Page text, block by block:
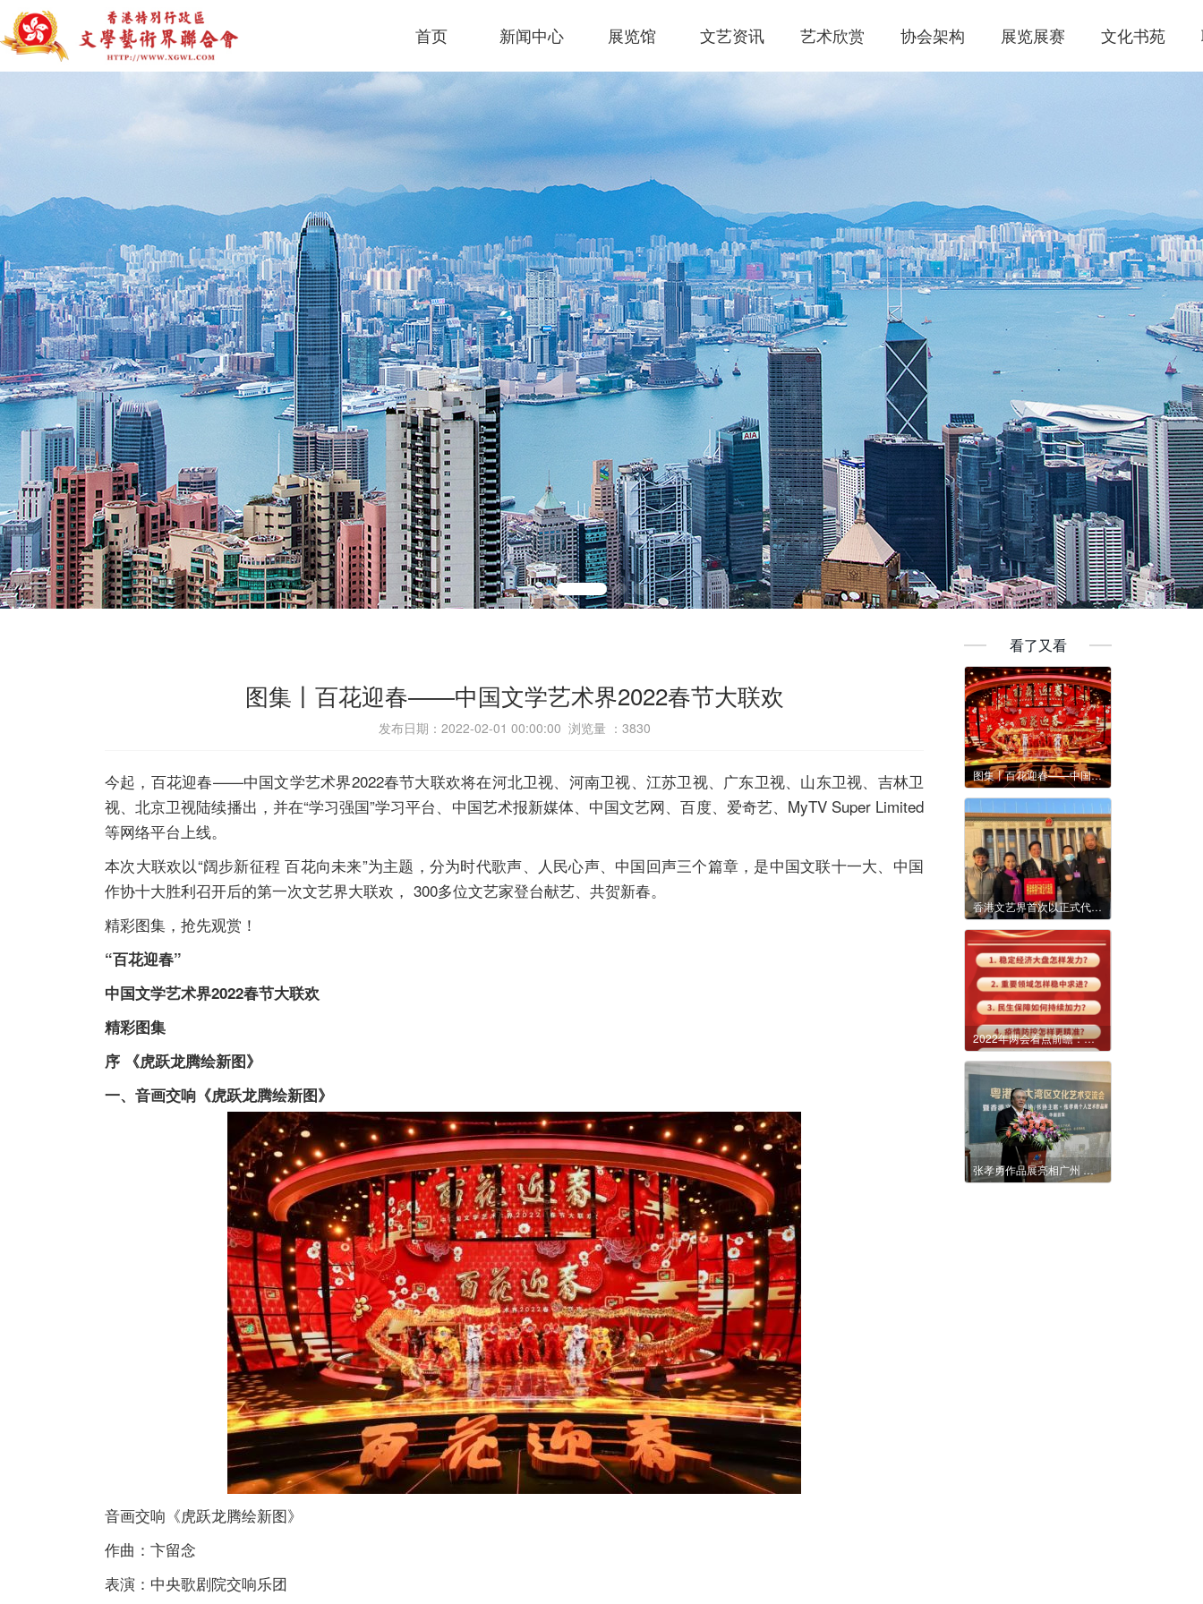
首页 新闻中心 展览馆 文艺资讯 艺术欣赏 协会架构 展览展赛 文化书苑
图集丨百花迎春——中国文学艺术界2022春节大联欢
发布日期：2022-02-01 00:00:00 浏览量 ： 3830
今起，百花迎春——中国文学艺术界2022春节大联欢将在河北卫视、河南卫视、江苏卫视、广东卫视、山东卫视、吉林卫
视、北京卫视陆续播出，并在“学习强国”学习平台、中国艺术报新媒体、中国文艺网、百度、爱奇艺、MyTV Super Limited
等网络平台上线。
本次大联欢以“阔步新征程 百花向未来”为主题，分为时代歌声、人民心声、中国回声三个篇章，是中国文联十一大、中国
作协十大胜利召开后的第一次文艺界大联欢， 300多位文艺家登台献艺、共贺新春。
精彩图集，抢先观赏！
“百花迎春”
中国文学艺术界2022春节大联欢
精彩图集
序 《虎跃龙腾绘新图》
一、音画交响《虎跃龙腾绘新图》
音画交响《虎跃龙腾绘新图》
作曲：卞留念
表演：中央歌剧院交响乐团
看了又看
图集丨百花迎春——中国文学艺术界2022春节大联欢
香港文艺界首次以正式代表身份出席文代会 冀向世界讲好中国故事
2022年两会看点前瞻：新征程传递哪些发展新信号？
张孝勇作品展亮相广州 看彩墨青绿山水之美